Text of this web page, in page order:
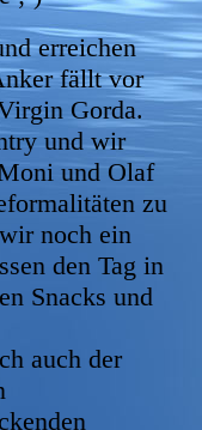
erreichen
fällt vor
Gorda.
und wir
und Olaf
zu
noch ein
den Tag in
Snacks und
auch der